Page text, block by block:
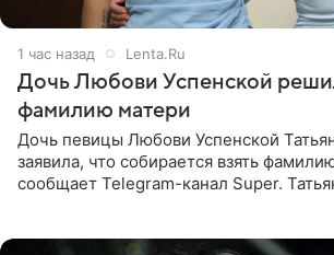
1 час назад Lenta.Ru
Дочь Любови Успенской
фамилию матери
Дочь певицы Любови Успенской
заявила, что собирается взять
сообщает Telegram-канал Super.